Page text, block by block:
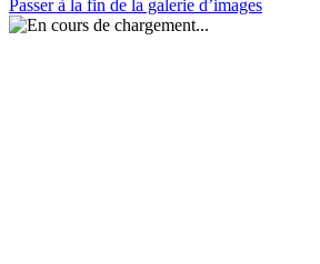
Passer à la fin de la galerie d’images